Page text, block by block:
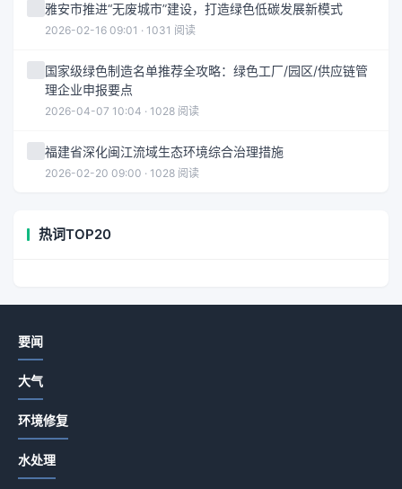
雅安市推进“无废城市”建设，打造绿色低碳发展新模式
2026-02-16 09:01 · 1031 阅读
国家级绿色制造名单推荐全攻略：绿色工厂/园区/供应链管
理企业申报要点
2026-04-07 10:04 · 1028 阅读
福建省深化闽江流域生态环境综合治理措施
2026-02-20 09:00 · 1028 阅读
热词TOP20
要闻
大气
环境修复
水处理